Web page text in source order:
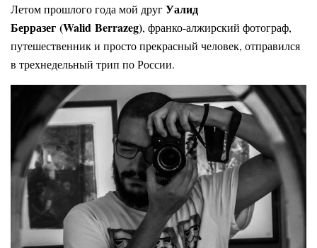
Летом прошлого года мой другУалид
Берразег (Walid Berrazeg), франко-алжирский фотограф,
путешественник и просто прекрасный человек, отправился
в трехнедельный трип по России.